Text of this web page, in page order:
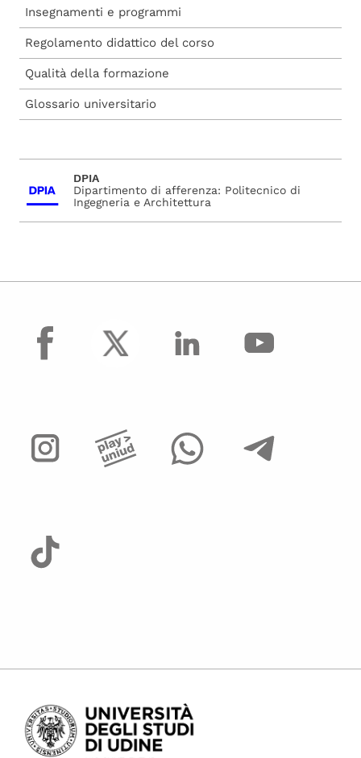
Insegnamenti e programmi
Regolamento didattico del corso
Qualità della formazione
Glossario universitario
DPIA
Dipartimento di afferenza: Politecnico di
Ingegneria e Architettura
facebook